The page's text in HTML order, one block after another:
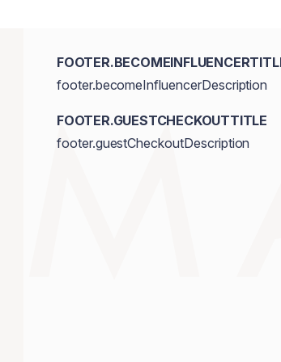
footer.becomeInfluencerDescription
FOOTER.GUESTCHECKOUTTITLE
footer.guestCheckoutDescription